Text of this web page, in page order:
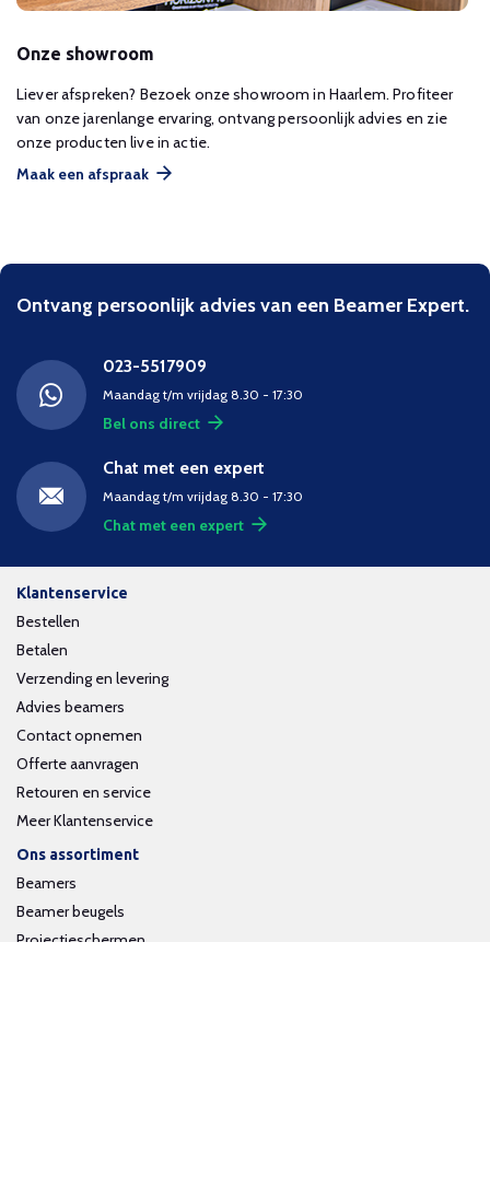
Onze showroom
Liever afspreken? Bezoek onze showroom in Haarlem. Profiteer
van onze jarenlange ervaring, ontvang persoonlijk advies en zie
onze producten live in actie.
Maak een afspraak
Ontvang persoonlijk advies van een Beamer Expert.
023-5517909
Maandag t/m vrijdag 8.30 - 17:30
Bel ons direct
Chat met een expert
Maandag t/m vrijdag 8.30 - 17:30
Chat met een expert
Klantenservice
Bestellen
Betalen
Verzending en levering
Advies beamers
Contact opnemen
Offerte aanvragen
Retouren en service
Meer Klantenservice
Ons assortiment
Beamers
Beamer beugels
Projectieschermen